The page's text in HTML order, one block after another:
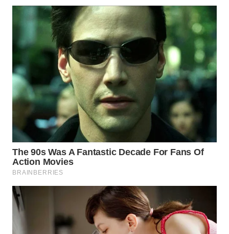
BINTAN
MANDALIKA
LIKUPANG
WN
LABUANBAJO
BORNEO
Wahana
Media
Group